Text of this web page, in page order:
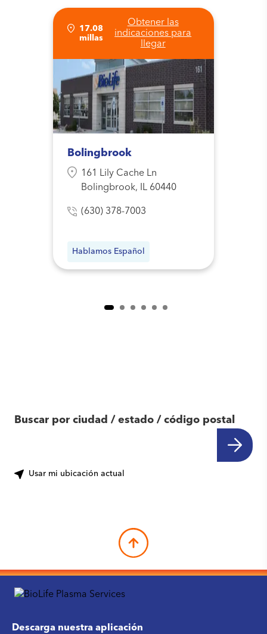
17.08
millas
Obtener las
indicaciones para
llegar
Bolingbrook
161 Lily Cache Ln
Bolingbrook, IL 60440
(630) 378-7003
Hablamos Español
Buscar por ciudad / estado / código postal
Usar mi ubicación actual
Descarga nuestra aplicación